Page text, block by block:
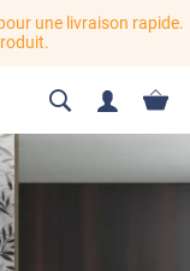
une livraison rapide.